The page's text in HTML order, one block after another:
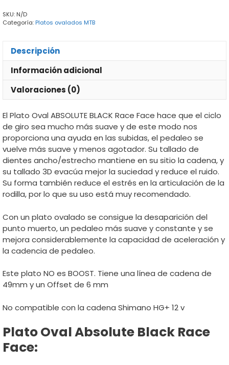
SKU: N/D
Categoría:Platos ovalados MTB
Descripción
Información adicional
Valoraciones (0)
El Plato Oval ABSOLUTE BLACK Race Face hace que el ciclo
de giro sea mucho más suave y de este modo nos
proporciona una ayuda en las subidas, el pedaleo se
vuelve más suave y menos agotador. Su tallado de
dientes ancho/estrecho mantiene en su sitio la cadena, y
su tallado 3D evacúa mejor la suciedad y reduce el ruido.
Su forma también reduce el estrés en la articulación de la
rodilla, por lo que su uso está muy recomendado.
Con un plato ovalado se consigue la desaparición del
punto muerto, un pedaleo más suave y constante y se
mejora considerablemente la capacidad de aceleración y
la cadencia de pedaleo.
Este plato NO es BOOST. Tiene una línea de cadena de
49mm y un Offset de 6 mm
No compatible con la cadena Shimano HG+ 12 v
Plato Oval Absolute Black Race
Face: